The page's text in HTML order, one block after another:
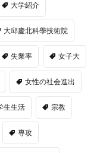
大学紹介
大邱慶北科學技術院
失業率 女子大
女性の社会進出
生生活 宗教
専攻